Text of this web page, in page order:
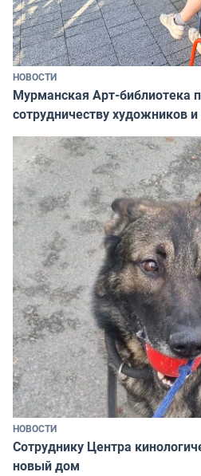
НОВОСТИ
Мурманская Арт-библиотека
сотрудничеству художников
НОВОСТИ
Сотруднику Центра
новый дом